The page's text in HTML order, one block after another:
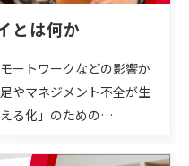
とは何か
ートワークなどの影響か
やマネジメント不全が生
る化」のための…